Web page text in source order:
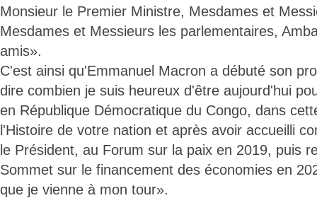
Monsieur le Premier Ministre, Mesdames et
Mesdames et Messieurs les parlementaires,
amis».
C'est ainsi qu'Emmanuel Macron a débuté son
dire combien je suis heureux d'être aujourd'hui
en République Démocratique du Congo, dans
l'Histoire de votre nation et après avoir accueilli
le Président, au Forum sur la paix en 2019, puis
Sommet sur le financement des économies en
que je vienne à mon tour».